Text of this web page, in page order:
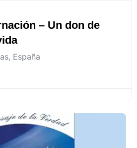
– Un don de
, España